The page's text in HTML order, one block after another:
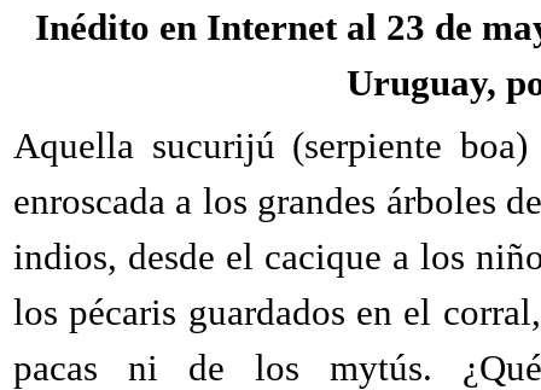
Inédito en Internet al 23 de
Uruguay,
Aquella sucurijú (serpiente
enroscada a los grandes árboles
indios, desde el cacique a los
los pécaris guardados en el
pacas ni de los mytús.